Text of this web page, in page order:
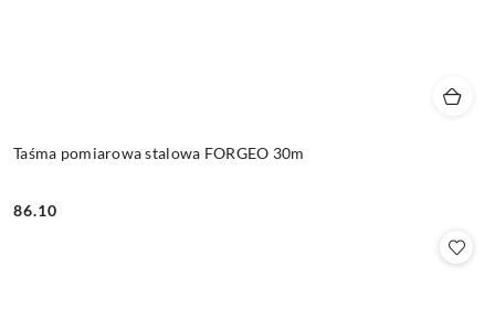
Taśma pomiarowa stalowa FORGEO 30m
Cena:
86.10